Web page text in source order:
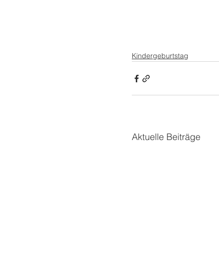
Kindergeburtstag
Aktuelle Beiträge